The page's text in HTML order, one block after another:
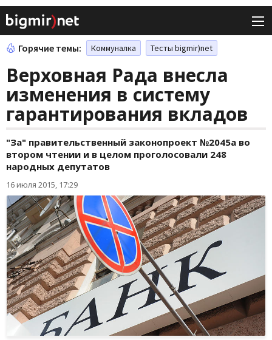
Горячие темы: Коммуналка Тесты bigmir)net
Верховная Рада внесла
изменения в систему
гарантирования вкладов
"За" правительственный законопроект №2045а во
втором чтении и в целом проголосовали 248
народных депутатов
16 июля 2015, 17:29